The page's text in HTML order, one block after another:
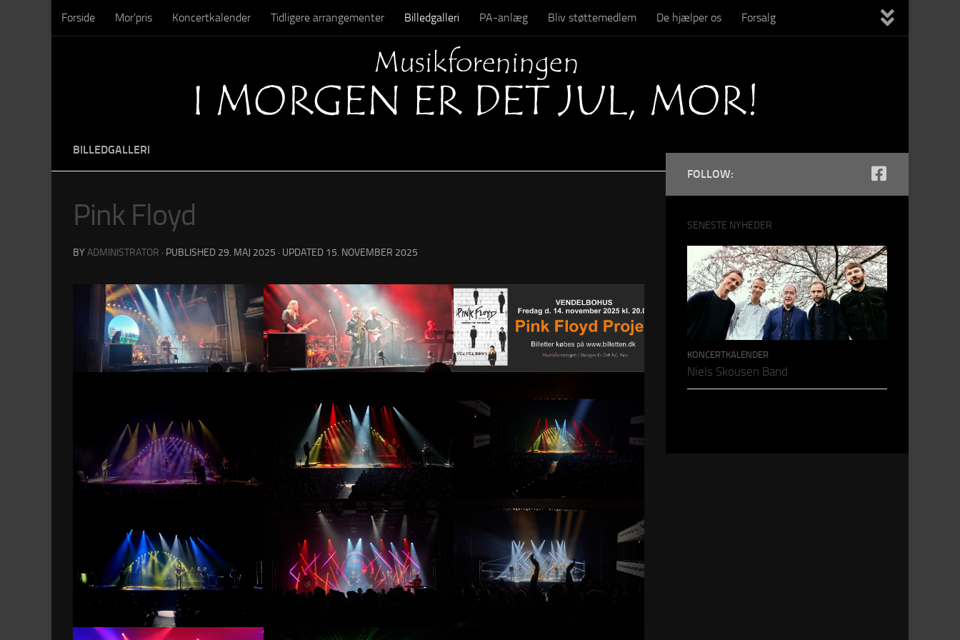
Skip to content
Forside Mor’pris Koncertkalender Tidligere arrangementer Billedgalleri PA-anlæg Bliv støttemedlem De hjælper os Forsalg
BILLEDGALLERI
Pink Floyd
BY ADMINISTRATOR · PUBLISHED 29. MAJ 2025 · UPDATED 15. NOVEMBER 2025
FOLLOW:
SENESTE NYHEDER
KONCERTKALENDER
Niels Skousen Band